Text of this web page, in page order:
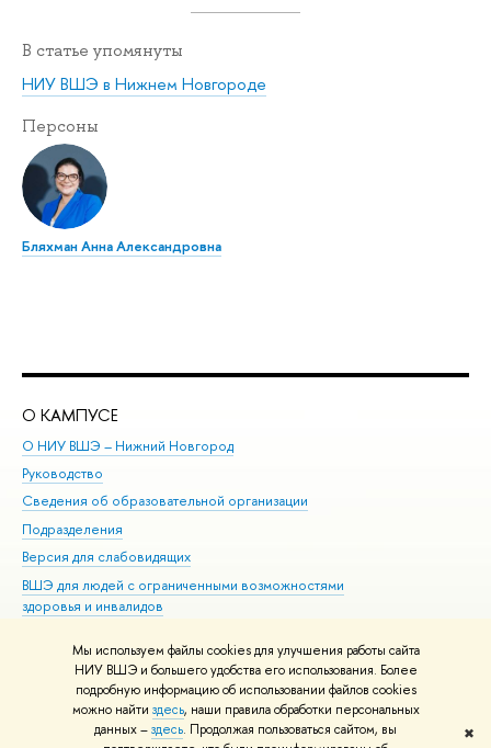
Мы используем файлы cookies для улучшения работы сайта
НИУ ВШЭ и большего удобства его использования. Более
подробную информацию об использовании файлов cookies
можно найти здесь, наши правила обработки персональных
данных –здесь. Продолжая пользоваться сайтом, вы
✖
В статье упомянуты
НИУ ВШЭ в Нижнем Новгороде
Персоны
Бляхман Анна Александровна
О КАМПУСЕ
О НИУ ВШЭ – Нижний Новгород
Руководство
Сведения об образовательной организации
Подразделения
Версия для слабовидящих
ВШЭ для людей с ограниченными возможностями
здоровья и инвалидов